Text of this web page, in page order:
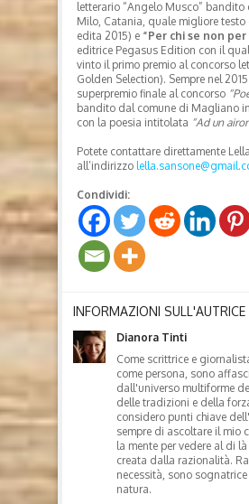
letterario “Angelo Musco” bandito
Milo, Catania, quale migliore testo
edita 2015) e “Per chi se non per
editrice Pegasus Edition con il
vinto il primo premio al concorso
Golden Selection). Sempre nel
superpremio finale al concorso
bandito dal comune di Magliano
con la poesia intitolata “Ad un
Potete contattare direttamente
all’indirizzo
Condividi:
INFORMAZIONI SULL'AUTRICE
Dianora Tinti
Come scrittrice e
come persona, sono
dall'universo multiforme
delle tradizioni e della
considero punti chiave
sempre di ascoltare il mio
la mente per vedere al di
creata dalla razionalità.
necessità, sono
natura.